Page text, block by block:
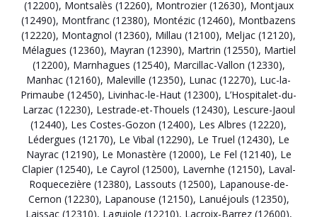
(12200), Montsalès (12260), Montrozier (12630), Montjaux
(12490), Montfranc (12380), Montézic (12460), Montbazens
(12220), Montagnol (12360), Millau (12100), Meljac (12120),
Mélagues (12360), Mayran (12390), Martrin (12550), Martiel
(12200), Marnhagues (12540), Marcillac-Vallon (12330),
Manhac (12160), Maleville (12350), Lunac (12270), Luc-la-
Primaube (12450), Livinhac-le-Haut (12300), L’Hospitalet-du-
Larzac (12230), Lestrade-et-Thouels (12430), Lescure-Jaoul
(12440), Les Costes-Gozon (12400), Les Albres (12220),
Lédergues (12170), Le Vibal (12290), Le Truel (12430), Le
Nayrac (12190), Le Monastère (12000), Le Fel (12140), Le
Clapier (12540), Le Cayrol (12500), Lavernhe (12150), Laval-
Roquecezière (12380), Lassouts (12500), Lapanouse-de-
Cernon (12230), Lapanouse (12150), Lanuéjouls (12350),
Laissac (12310), Laguiole (12210), Lacroix-Barrez (12600),